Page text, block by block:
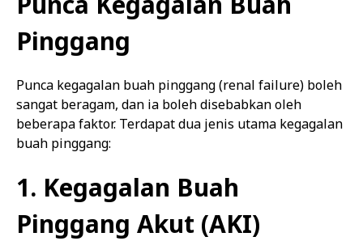
Pinggang
Punca kegagalan buah pinggang (renal failure) boleh
sangat beragam, dan ia boleh disebabkan oleh
beberapa faktor. Terdapat dua jenis utama kegagalan
buah pinggang:
1. Kegagalan Buah
Pinggang Akut (AKI)